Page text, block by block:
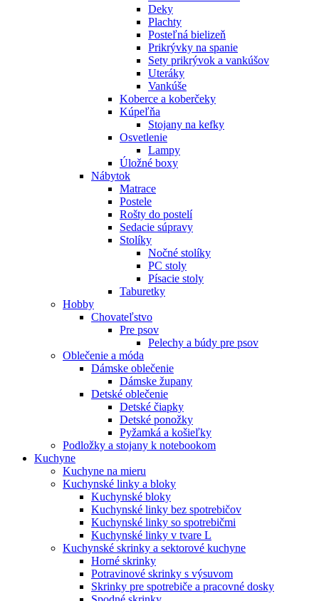
Deky
Plachty
Posteľná bielizeň
Prikrývky na spanie
Sety prikrývok a vankúšov
Uteráky
Vankúše
Koberce a koberčeky
Kúpeľňa
Stojany na kefky
Osvetlenie
Lampy
Úložné boxy
Nábytok
Matrace
Postele
Rošty do postelí
Sedacie súpravy
Stolíky
Nočné stolíky
PC stoly
Písacie stoly
Taburetky
Hobby
Chovateľstvo
Pre psov
Pelechy a búdy pre psov
Oblečenie a móda
Dámske oblečenie
Dámske župany
Detské oblečenie
Detské čiapky
Detské ponožky
Pyžamká a košieľky
Podložky a stojany k notebookom
Kuchyne
Kuchyne na mieru
Kuchynské linky a bloky
Kuchynské bloky
Kuchynské linky bez spotrebičov
Kuchynské linky so spotrebičmi
Kuchynské linky v tvare L
Kuchynské skrinky a sektorové kuchyne
Horné skrinky
Potravinové skrinky s výsuvom
Skrinky pre spotrebiče a pracovné dosky